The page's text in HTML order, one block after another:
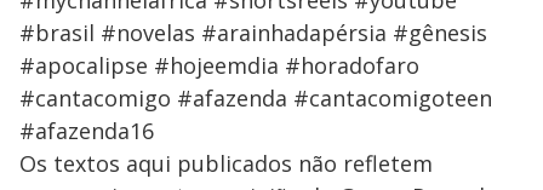
#brasil #novelas #arainhadapérsia #gênesis
#apocalipse #hojeemdia #horadofaro
#cantacomigo #afazenda #cantacomigoteen
#afazenda16
Os textos aqui publicados não refletem